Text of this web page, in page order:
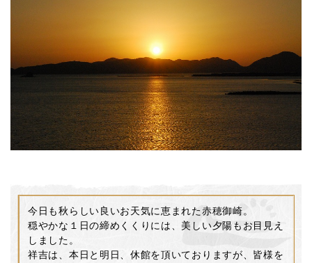
今日も秋らしい良いお天気に恵まれた赤穂御崎。
穏やかな１日の締めくくりには、美しい夕陽もお目見え
しました。
祥吉は、本日と明日、休館を頂いておりますが、皆様を